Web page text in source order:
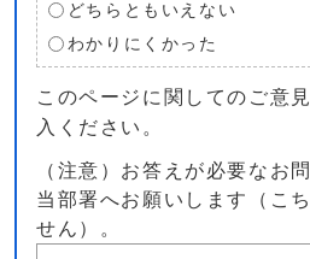
どちらともいえない
わかりにくかった
このページに関してのご意
入ください。
（注意）お答えが必要なお
当部署へお願いします（こ
せん）。